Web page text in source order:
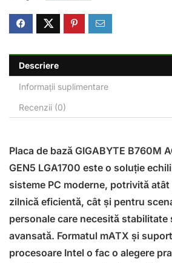
Descriere
Informații suplimentare
Recenzii (0)
Placa de bază GIGABYTE B760M
GEN5 LGA1700 este o soluție
sisteme PC moderne, potrivită
zilnică eficientă, cât și pentru
personale care necesită
avansată. Formatul mATX și
procesoare Intel o fac o alegere